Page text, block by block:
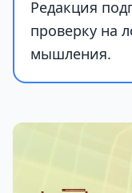
Редакция
проверку на
мышления.